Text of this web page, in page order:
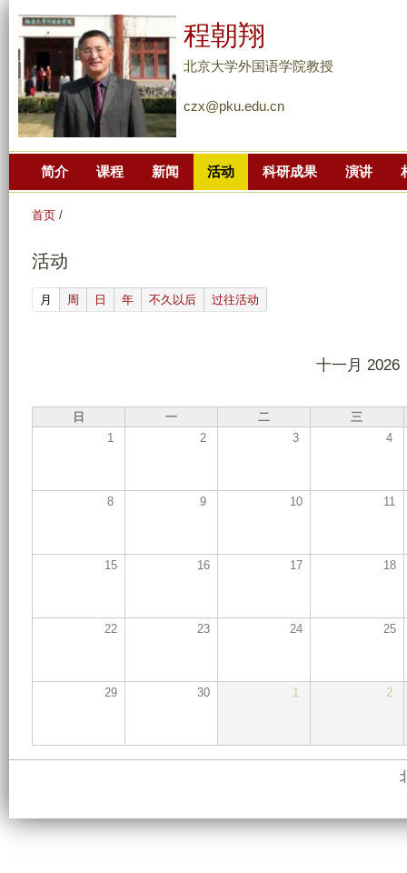
主
程朝翔
北京大学外国语学院教授
czx@pku.edu.cn
简介 课程 新闻 活动 科研成果 演讲
首页 /
活动
月 (active tab)
周 日 年 不久以后 过往活动
十一月 2026
日 一 二
三
1
2 3 4
8 9 10 11
15 16 17 18
22 23 24 25
29 30 1 2